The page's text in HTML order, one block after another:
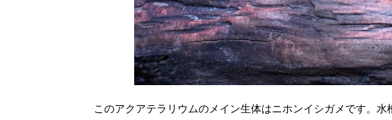
このアクアテラリウムのメイン生体はニホンイシガメです。